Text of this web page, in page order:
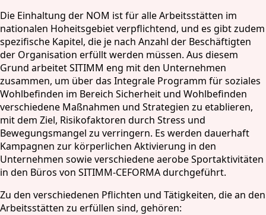
Die Einhaltung der NOM ist für alle Arbeitsstätten im
nationalen Hoheitsgebiet verpflichtend, und es gibt zudem
spezifische Kapitel, die je nach Anzahl der Beschäftigten
der Organisation erfüllt werden müssen. Aus diesem
Grund arbeitet SITIMM eng mit den Unternehmen
zusammen, um über das Integrale Programm für soziales
Wohlbefinden im Bereich Sicherheit und Wohlbefinden
verschiedene Maßnahmen und Strategien zu etablieren,
mit dem Ziel, Risikofaktoren durch Stress und
Bewegungsmangel zu verringern. Es werden dauerhaft
Kampagnen zur körperlichen Aktivierung in den
Unternehmen sowie verschiedene aerobe Sportaktivitäten
in den Büros von SITIMM-CEFORMA durchgeführt.
Zu den verschiedenen Pflichten und Tätigkeiten, die an den
Arbeitsstätten zu erfüllen sind, gehören: